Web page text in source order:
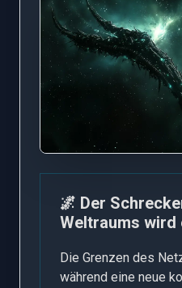
🌌 Der
Weltraums
Die Grenzen des
während eine neue